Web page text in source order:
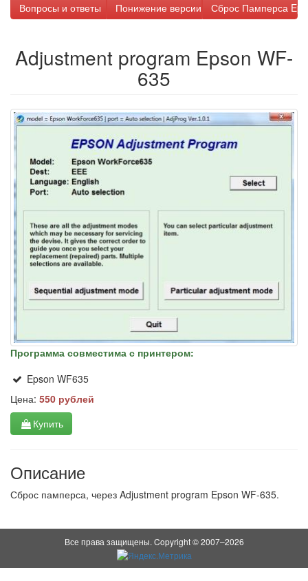
Вопросы и ответы Понижение версии прошивкиСброс Памперса
Adjustment program Epson WF-
635
Программа совместима с принтером:
Epson WF635
Цена: 550 рублей
Купить
Описание
Сброс памперса, через Adjustment program Epson WF-635.
Все права защищены. Copyright © 2007–2026